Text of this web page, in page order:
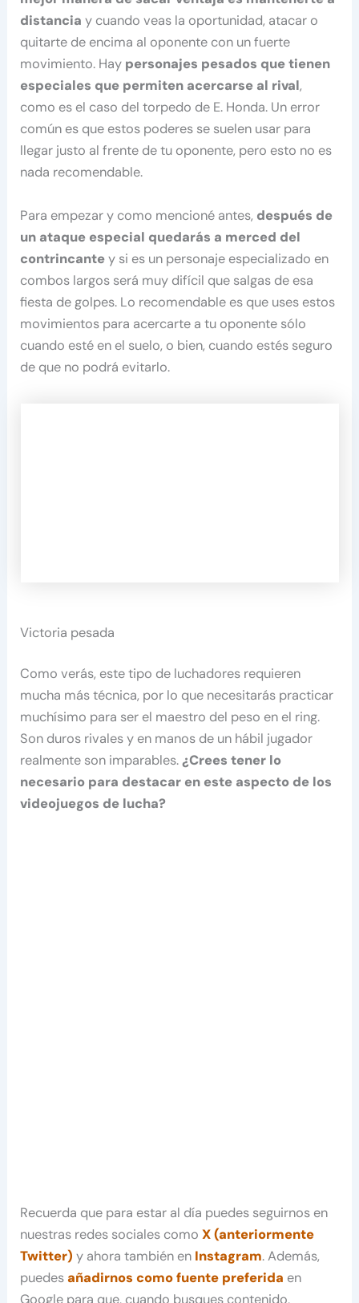
distancia y cuando veas la oportunidad, atacar o
quitarte de encima al oponente con un fuerte
movimiento. Hay personajes pesados que tienen
especiales que permiten acercarse al rival,
como es el caso del torpedo de E. Honda. Un error
común es que estos poderes se suelen usar para
llegar justo al frente de tu oponente, pero esto no es
nada recomendable.
Para empezar y como mencioné antes, después de
un ataque especial quedarás a merced del
contrincantey si es un personaje especializado en
combos largos será muy difícil que salgas de esa
fiesta de golpes. Lo recomendable es que uses estos
movimientos para acercarte a tu oponente sólo
cuando esté en el suelo, o bien, cuando estés seguro
de que no podrá evitarlo.
Victoria pesada
Como verás, este tipo de luchadores requieren
mucha más técnica, por lo que necesitarás practicar
muchísimo para ser el maestro del peso en el ring.
Son duros rivales y en manos de un hábil jugador
realmente son imparables.¿Crees tener lo
necesario para destacar en este aspecto de los
videojuegos de lucha?
Recuerda que para estar al día puedes seguirnos en
nuestras redes sociales comoX (anteriormente
Twitter) y ahora también en Instagram. Además,
puedesañadirnos como fuente preferida en
Google para que, cuando busques contenido,